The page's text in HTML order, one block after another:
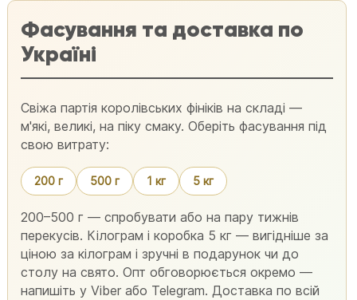
Фасування та доставка по
Україні
Свіжа партія королівських фініків на складі —
м'які, великі, на піку смаку. Оберіть фасування під
свою витрату:
200 г 500 г 1 кг 5 кг
200–500 г — спробувати або на пару тижнів
перекусів. Кілограм і коробка 5 кг — вигідніше за
ціною за кілограм і зручні в подарунок чи до
столу на свято. Опт обговорюється окремо —
напишіть у Viber або Telegram. Доставка по всій